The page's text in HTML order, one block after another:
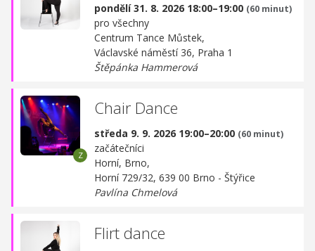
pondělí 31. 8. 2026 18:00–19:00 (60 minut)
pro všechny
Centrum Tance Můstek,
Václavské náměstí 36, Praha 1
Štěpánka Hammerová
Chair Dance
středa 9. 9. 2026 19:00–20:00 (60 minut)
začátečníci
Horní, Brno,
Horní 729/32, 639 00 Brno - Štýřice
Pavlína Chmelová
Flirt dance